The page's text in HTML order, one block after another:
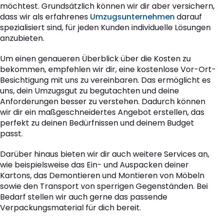
möchtest. Grundsätzlich können wir dir aber versichern,
dass wir als erfahrenes Umzugsunternehmen darauf
spezialisiert sind, für jeden Kunden individuelle Lösungen
anzubieten.
Um einen genaueren Überblick über die Kosten zu
bekommen, empfehlen wir dir, eine kostenlose Vor-Ort-
Besichtigung mit uns zu vereinbaren. Das ermöglicht es
uns, dein Umzugsgut zu begutachten und deine
Anforderungen besser zu verstehen. Dadurch können
wir dir ein maßgeschneidertes Angebot erstellen, das
perfekt zu deinen Bedürfnissen und deinem Budget
passt.
Darüber hinaus bieten wir dir auch weitere Services an,
wie beispielsweise das Ein- und Auspacken deiner
Kartons, das Demontieren und Montieren von Möbeln
sowie den Transport von sperrigen Gegenständen. Bei
Bedarf stellen wir auch gerne das passende
Verpackungsmaterial für dich bereit.